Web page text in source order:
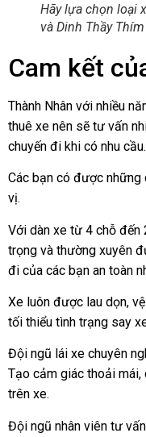
Hãy lựa chọn loại
và Dinh Thầy
Cam kết
Thành Nhân với nhiều
thuê xe nên sẽ tư vấn
chuyến đi khi có nhu cầu.
Các bạn có được những
vị.
Với dàn xe từ 4 chỗ đến
trọng và thường xuyên
đi của các bạn an toàn
Xe luôn được lau dọn,
tối thiểu tình trạng say
Đội ngũ lái xe chuyên
Tạo cảm giác thoải mái,
trên xe.
Đội ngũ nhân viên tư